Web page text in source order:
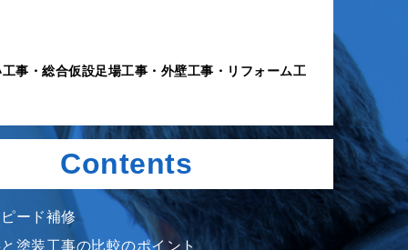
事・総合仮設足場工事・外壁工事・リフォーム工
Contents
ード補修
塗装工事の比較のポイント